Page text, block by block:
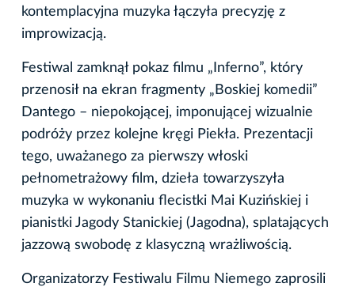
kontemplacyjna muzyka łączyła precyzję z
improwizacją.
Festiwal zamknął pokaz filmu „Inferno”, który
przenosił na ekran fragmenty „Boskiej komedii”
Dantego – niepokojącej, imponującej wizualnie
podróży przez kolejne kręgi Piekła. Prezentacji
tego, uważanego za pierwszy włoski
pełnometrażowy film, dzieła towarzyszyła
muzyka w wykonaniu flecistki Mai Kuzińskiej i
pianistki Jagody Stanickiej (Jagodna), splatających
jazzową swobodę z klasyczną wrażliwością.
Organizatorzy Festiwalu Filmu Niemego zaprosili